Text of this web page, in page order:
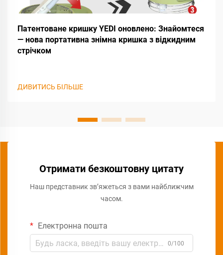
Патентоване кришку YEDI оновлено: Знайомтеся
— нова портативна знімна кришка з відкидним
стрічком
ДИВИТИСЬ БІЛЬШЕ
Отримати безкоштовну цитату
Наш представник зв’яжеться з вами найближчим
часом.
Електронна пошта
0/100